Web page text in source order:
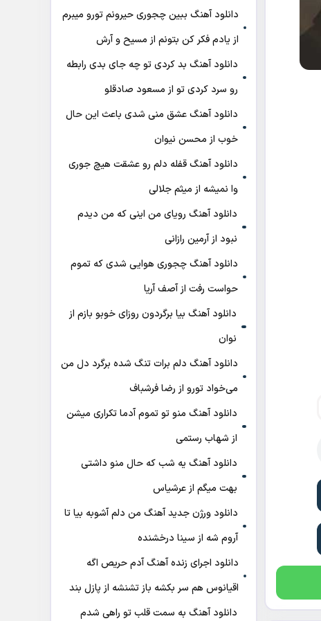
دانلود آهنگ ببین چجوری حیرونم تورو میبرم
از یادم فکر کن بتونم از مسیح و آرش
دانلود آهنگ بد کردی تو چه جای بدی رابطه
رو سرد کردی تو از مسعود صادقلو
دانلود آهنگ عشق منی شدی باعث این حال
خوب از محسن نیوان
دانلود آهنگ قفله دلم رو عشقت هیچ جوری
وا نمیشه از میثم جلالی
دانلود آهنگ رویای من اینی که من دیدم
نبود از آرمین رازانی
دانلود آهنگ ﭼﺠﻮری ﻫﻮاﻳﻰ ﺷﺪی ﻛﻪ ﺗﻤﻮم
ﺣﻮاﺳﺖ رﻓﺖ از آصف آریا
دانلود آهنگ بیا برگردون روزای خوبو بازم از
نوان
دانلود آهنگ دلم برات تنگ شده برگرد دل من
می‌خواد تورو از رضا فرشباف
دانلود آهنگ منو تو تموم آدما تکراری میشن
از شهاب رستمی
دانلود آهنگ ﻳﻪ ﺷﺐ ﻛﻪ ﺣﺎل ﻣﻨﻮ داﺷﺘﻰ
ﺑﻬﺖ میگم از عرشیاس
دانلود ورژن جدید آهنگ من دلم آشوبه بیا تا
آروم شه از سینا درخشنده
دانلود اجرای زنده آهنگ آدم حریص اگه
اقیانوس هم سر بکشه باز تشنشه از پازل بند
دانلود آهنگ به سمت قلب تو راهی شدم